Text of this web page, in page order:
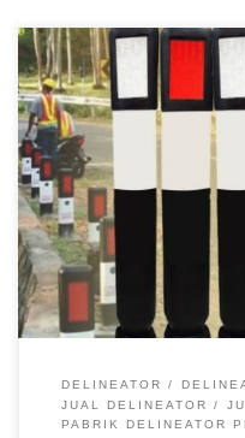
DELINEATOR
JUAL DELINEATOR
PABRIK DELINEATOR